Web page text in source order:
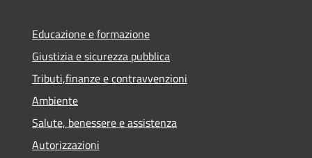
Educazione e formazione
Giustizia e sicurezza pubblica
Tributi,finanze e contravvenzioni
Ambiente
Salute, benessere e assistenza
Autorizzazioni